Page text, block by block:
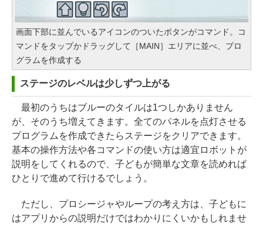
画面下部に並んでいるアイコンのついたボタンがコマンド。コ
マンドをタップかドラッグして［MAIN］エリアに並べ、プロ
グラムを作成する
ステージのレベルは少しずつ上がる
最初のうちはブルーのタイルは1つしかありません
が、そのうち増えてきます。全てのパネルを点灯させる
プログラムを作成できたらステージをクリアできます。
基本の操作方法や各コマンドの使い方は適宜ロボットが
説明をしてくれるので、子どもが簡単な文章を読めれば
ひとりで進めて行けるでしょう。
ただし、プロシージャやループの考え方は、子どもに
はアプリからの説明だけではわかりにくいかもしれませ